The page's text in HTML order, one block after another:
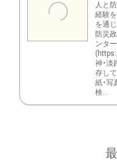
人と
経験
を通
防災
ンタ
神・
存し
紙・写
検...